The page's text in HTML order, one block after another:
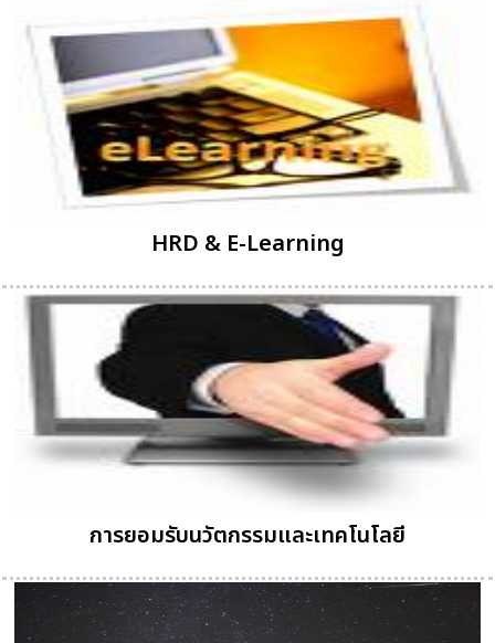
HRD & E-Learning
การยอมรับนวัตกรรมและเทคโนโลยี